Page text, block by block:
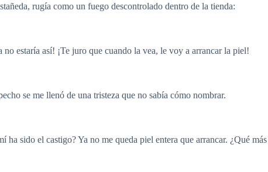
rugía como un fuego descontrolado dentro de la tienda:
estaría así! ¡Te juro que cuando la vea, le voy a arrancar la piel!
se me llenó de una tristeza que no sabía cómo nombrar.
sido el castigo? Ya no me queda piel entera que arrancar. ¿Qué